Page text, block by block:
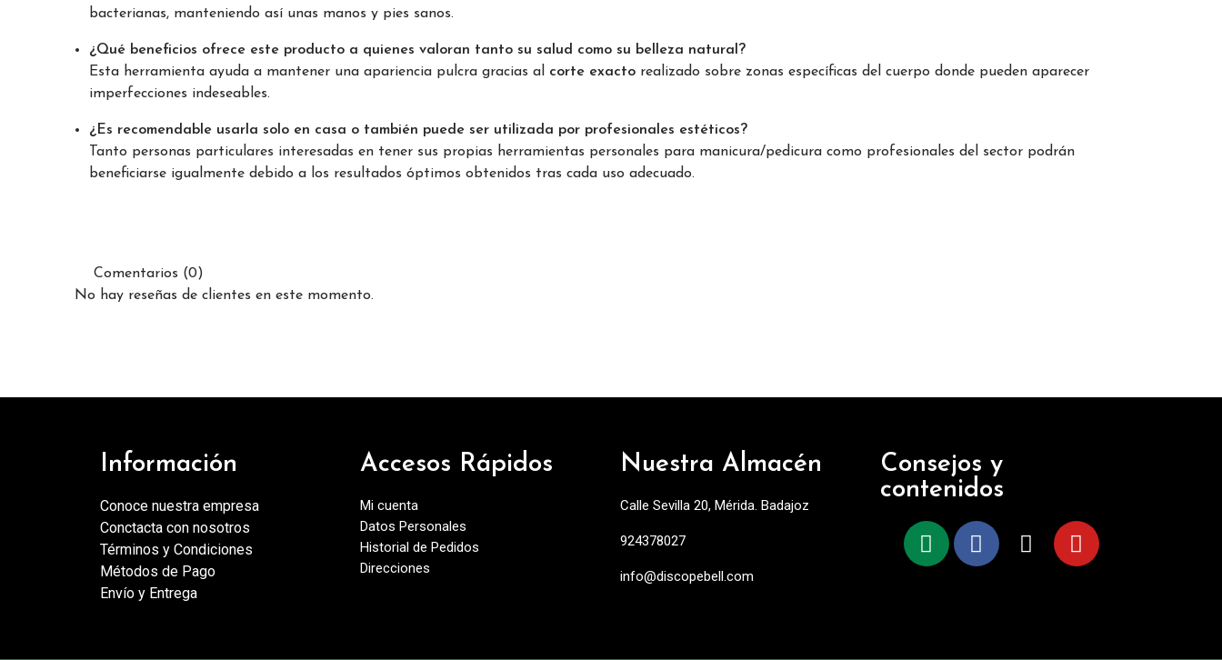
bacterianas, manteniendo así unas manos y pies sanos.
¿Qué beneficios ofrece este producto a quienes valoran tanto su salud como su belleza natural?
Esta herramienta ayuda a mantener una apariencia pulcra gracias al corte exacto realizado sobre zonas específicas del cuerpo donde pueden aparecer
imperfecciones indeseables.
¿Es recomendable usarla solo en casa o también puede ser utilizada por profesionales estéticos?
Tanto personas particulares interesadas en tener sus propias herramientas personales para manicura/pedicura como profesionales del sector podrán
beneficiarse igualmente debido a los resultados óptimos obtenidos tras cada uso adecuado.
Comentarios (0)
No hay reseñas de clientes en este momento.
Información
Conoce nuestra empresa
Conctacta con nosotros
Términos y Condiciones
Métodos de Pago
Envío y Entrega
Accesos Rápidos
Mi cuenta
Datos Personales
Historial de Pedidos
Direcciones
Nuestra Almacén
Calle Sevilla 20, Mérida. Badajoz
924378027
info@discopebell.com
Consejos y
contenidos